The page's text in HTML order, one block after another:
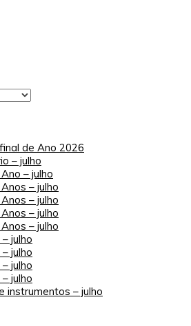
de Ano 2026
– julho
– julho
– julho
– julho
– julho
– julho
julho
julho
julho
julho
instrumentos – julho